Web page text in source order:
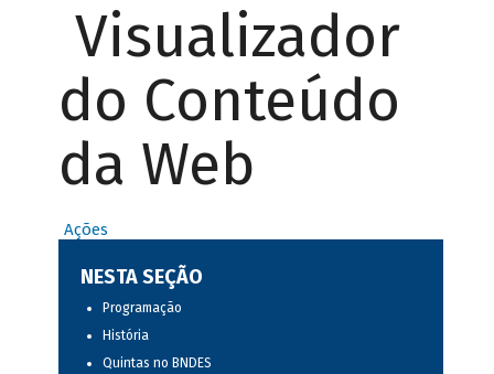
Visualizador
do Conteúdo
da Web
Ações
NESTA SEÇÃO
Programação
História
Quintas no BNDES